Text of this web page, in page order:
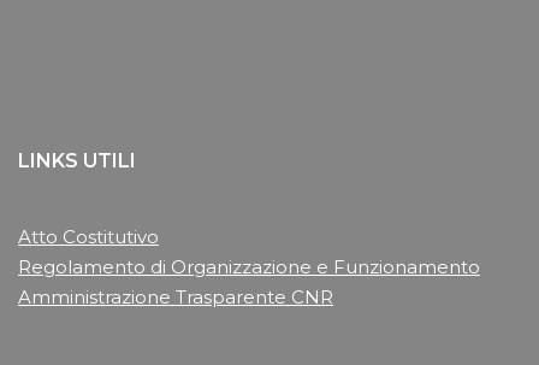
LINKS UTILI
Atto Costitutivo
Regolamento di Organizzazione e Funzionamento
Amministrazione Trasparente CNR